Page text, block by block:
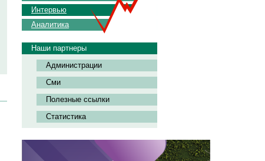
Интервью
Аналитика
Наши партнеры
Администрации
Сми
Полезные ссылки
Статистика